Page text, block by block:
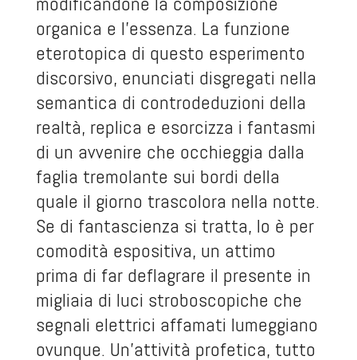
organica e l’essenza. La funzione
eterotopica di questo esperimento
discorsivo, enunciati disgregati nella
semantica di controdeduzioni della
realtà, replica e esorcizza i fantasmi
di un avvenire che occhieggia dalla
faglia tremolante sui bordi della
quale il giorno trascolora nella notte.
Se di fantascienza si tratta, lo è per
comodità espositiva, un attimo
prima di far deflagrare il presente in
migliaia di luci stroboscopiche che
segnali elettrici affamati lumeggiano
ovunque. Un’attività profetica, tutto